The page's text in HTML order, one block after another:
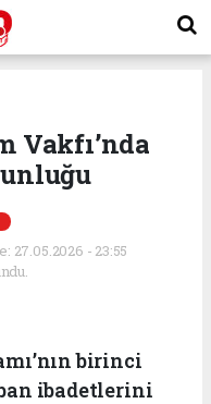
Vakfı’nda
27.05.2026 - 23:55
birinci
ibadetlerini